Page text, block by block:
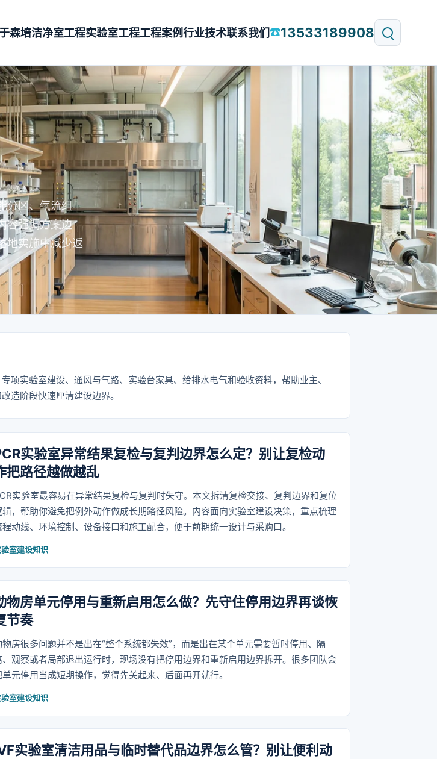
森培洁净室工程实验室工程工程案例行业技术联系我们☎13533189908
分区、气流组
容强调方案边
地实施中减少返
项实验室建设、通风与气路、实验台家具、给排水电气和验收资料，帮助业主、
造阶段快速厘清建设边界。
实验室异常结果复检与复判边界怎么定？别让复检动
把路径越做越乱
实验室最容易在异常结果复检与复判时失守。本文拆清复检交接、复判边界和复位
辑，帮助你避免把例外动作做成长期路径风险。内容面向实验室建设决策，重点梳理
程动线、环境控制、设备接口和施工配合，便于前期统一设计与采购口。
验室建设知识
物房单元停用与重新启用怎么做？先守住停用边界再谈恢
节奏
物房很多问题并不是出在“整个系统都失效”，而是出在某个单元需要暂时停用、隔
、观察或者局部退出运行时，现场没有把停用边界和重新启用边界拆开。很多团队会
单元停用当成短期操作，觉得先关起来、后面再开就行。
验室建设知识
实验室清洁用品与临时替代品边界怎么管？别让便利动